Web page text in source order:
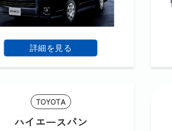
詳細を見る
TOYOTA
ハイエースバン